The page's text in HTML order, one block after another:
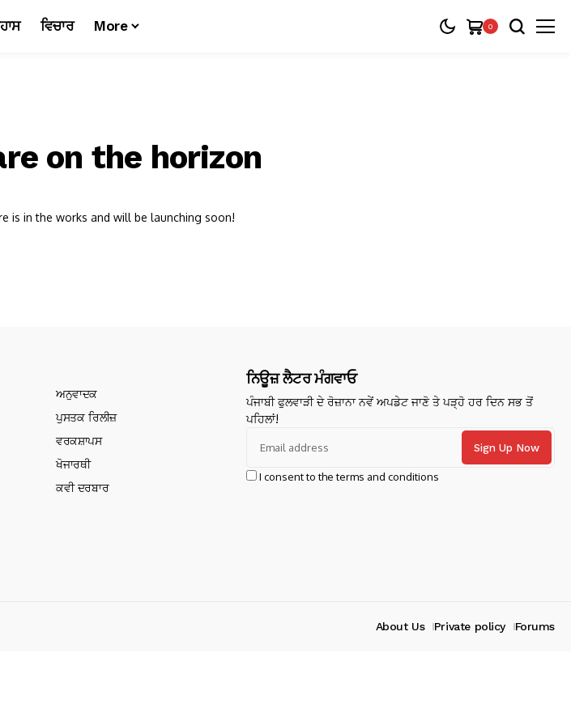
ਵਿਚਾਰ More 0
on the horizon
is in the works and will be launching soon!
ਅਨੁਵਾਦਕ
ਪੁਸਤਕ ਰਿਲੀਜ਼
ਵਰਕਸ਼ਾਪਸ
ਖੋਜਾਰਥੀ
ਕਵੀ ਦਰਬਾਰ
ਨਿਊਜ਼ ਲੈਟਰ ਮੰਗਵਾਓ
ਪੰਜਾਬੀ ਫੁਲਵਾੜੀ ਦੇ ਰੋਜ਼ਾਨਾ ਨਵੇਂ ਅਪਡੇਟ ਜਾਣੋ ਤੇ ਪੜ੍ਹੋ ਹਰ ਦਿਨ ਸਭ ਤੋਂ
ਪਹਿਲਾਂ!
I consent to the terms and conditions
About Us Private policy Forums